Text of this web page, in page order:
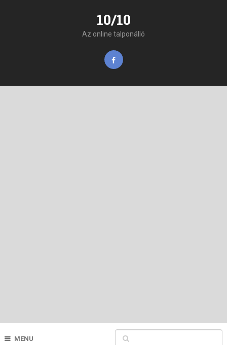
10/10
Az online talponálló
MENU